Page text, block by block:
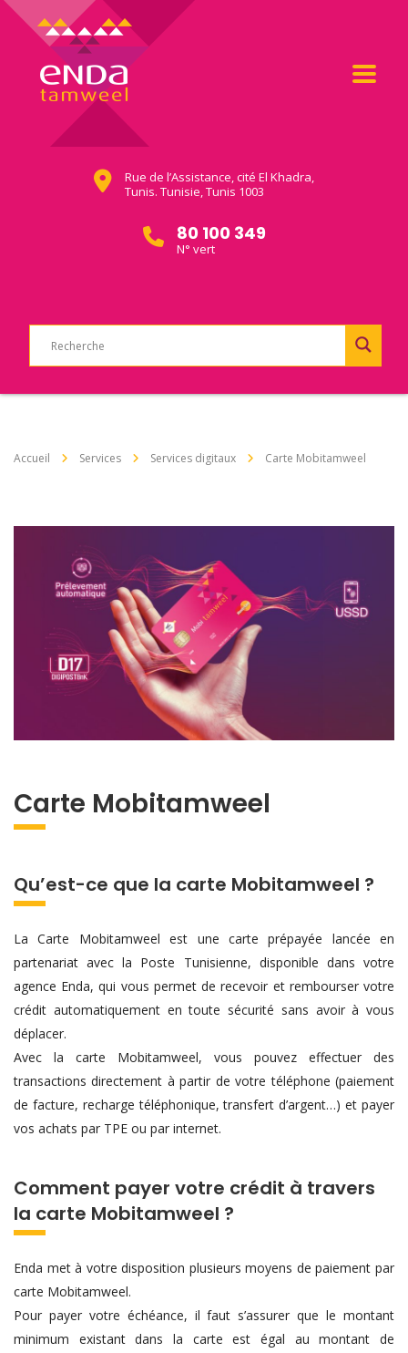
Rue de l’Assistance, cité El Khadra,
Tunis. Tunisie, Tunis 1003
80 100 349
N° vert
Accueil Services Services digitaux Carte Mobitamweel
Carte Mobitamweel
Qu’est-ce que la carte Mobitamweel ?
La Carte Mobitamweel est une carte prépayée lancée en
partenariat avec la Poste Tunisienne, disponible dans votre
agence Enda, qui vous permet de recevoir et rembourser votre
crédit automatiquement en toute sécurité sans avoir à vous
déplacer.
Avec la carte Mobitamweel, vous pouvez effectuer des
transactions directement à partir de votre téléphone (paiement
de facture, recharge téléphonique, transfert d’argent…) et payer
vos achats par TPE ou par internet.
Comment payer votre crédit à travers
la carte Mobitamweel ?
Enda met à votre disposition plusieurs moyens de paiement par
carte Mobitamweel.
Pour payer votre échéance, il faut s’assurer que le montant
minimum existant dans la carte est égal au montant de